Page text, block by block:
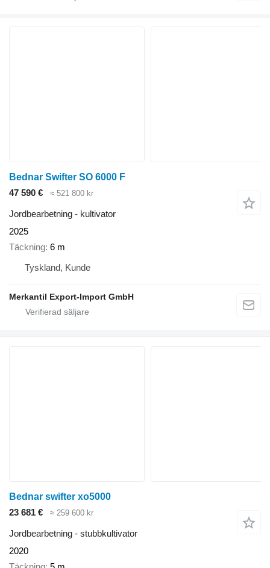
Bednar Swifter SO 6000 F
47 590 €
≈ 521 800 kr
Jordbearbetning - kultivator
2025
Täckning 6 m
Tyskland, Kunde
Merkantil Export-Import GmbH
Bednar swifter xo5000
23 681 €
≈ 259 600 kr
Jordbearbetning - stubbkultivator
2020